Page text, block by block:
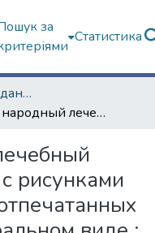
за
Статистика
9. Рідкісні та цінні видання
Русский народный лечебный травник и цветник : с рисунками всех трав и цветов, отпечатанных красками в их натуральном виде : подробное описание всех, без исключения, трав и цветов, употреблявшихся когда-либо и употребляющихся теперь для полного излечения различных болезней и недугов... : столб исцеления всех болезней и недугов исстари испытанными народными способами и средствами из растительного царства природы, с приложением словаря местных названий (по губерниям) трав и цветов, и особого отдела о ядовитых и неядовитых грибах : с 200 раскрашенных и художественно выполненных с натуры рисунков всех этих трав и цветков и с рисунками в тексте
рисунками